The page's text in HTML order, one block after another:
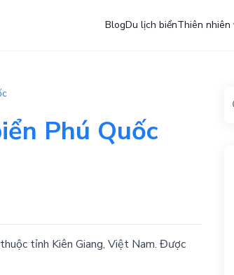
BlogDu lịch biểnThiên nhiên
Phú Quốc
tỉnh Kiên Giang, Việt Nam. Được